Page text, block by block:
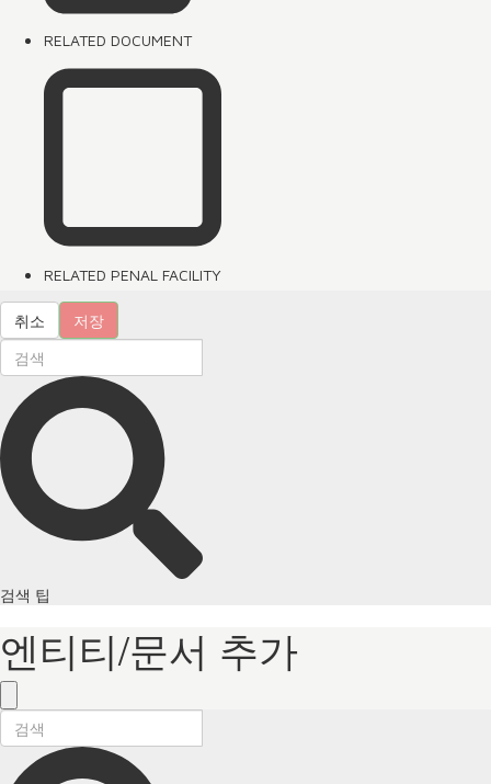
RELATED DOCUMENT
RELATED PENAL FACILITY
취소 저장
검색 팁
엔티티/문서 추가